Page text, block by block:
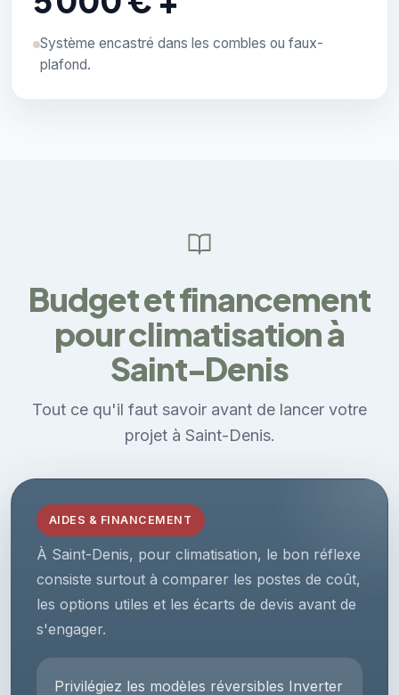
Système encastré dans les combles ou faux-
plafond.
Budget et financement
pour climatisation à
Saint-Denis
Tout ce qu'il faut savoir avant de lancer votre
projet à Saint-Denis.
AIDES & FINANCEMENT
À Saint-Denis, pour climatisation, le bon réflexe
consiste surtout à comparer les postes de coût,
les options utiles et les écarts de devis avant de
s'engager.
Privilégiez les modèles réversibles Inverter